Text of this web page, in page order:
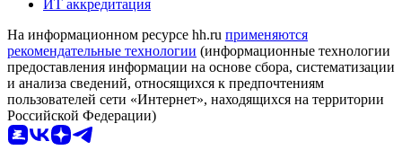
ИТ аккредитация
На информационном ресурсе hh.ru применяются
рекомендательные технологии (информационные технологии
предоставления информации на основе сбора, систематизации
и анализа сведений, относящихся к предпочтениям
пользователей сети «Интернет», находящихся на территории
Российской Федерации)